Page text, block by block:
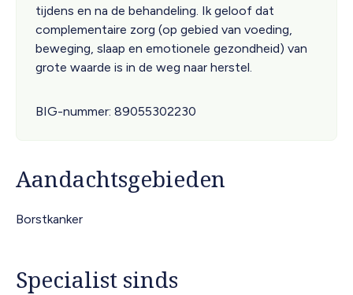
tijdens en na de behandeling. Ik geloof dat
complementaire zorg (op gebied van voeding,
beweging, slaap en emotionele gezondheid) van
grote waarde is in de weg naar herstel.
BIG-nummer 89055302230
Aandachtsgebieden
Borstkanker
Specialist sinds